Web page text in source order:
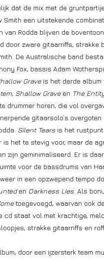
dat de mix met de
Smith een uitstekende
van Rodda blijven de
door zware gitaarriffs, strakke
De Australische band
Fox, bassis Adam
Graveis het derde album
, Shallow Graveen The
drummer horen, die vol
gitaarsolo’s
Silent Tears is het
is het te stevig voor, maar de
zijn geminimaliseerd. Er is
voor de bassdrums van
in een opzwepend tempo
en Darkness Lies . Als
toegevoegd, waarvan ook
cd staat vol met krachtige,
strakke gitaarriffs en
door een ijzersterk team